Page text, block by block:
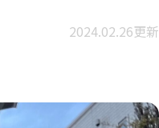
2024.02.26更新